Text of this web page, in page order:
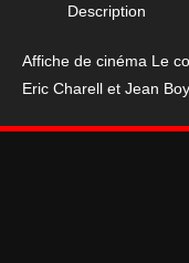
cinéma
Congrès
s'amuse
120*160
Description
Affiche de cinéma Le
Eric Charell et Jean